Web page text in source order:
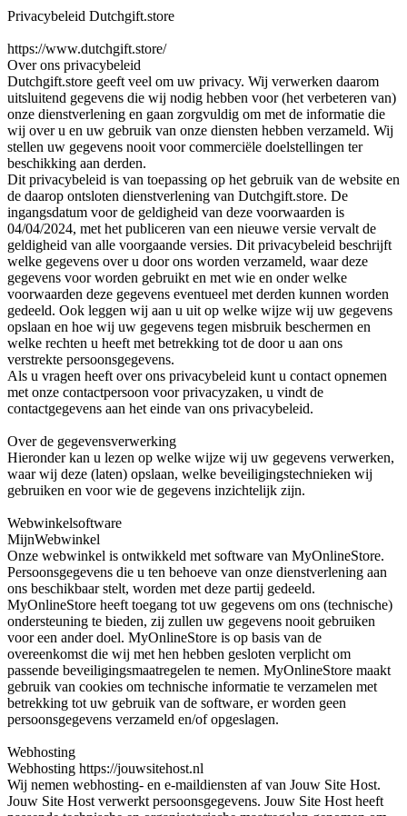
Privacybeleid Dutchgift.store
https://www.dutchgift.store/
Over ons privacybeleid
Dutchgift.store geeft veel om uw privacy. Wij verwerken daarom
uitsluitend gegevens die wij nodig hebben voor (het verbeteren van)
onze dienstverlening en gaan zorgvuldig om met de informatie die
wij over u en uw gebruik van onze diensten hebben verzameld. Wij
stellen uw gegevens nooit voor commerciële doelstellingen ter
beschikking aan derden.
Dit privacybeleid is van toepassing op het gebruik van de website en
de daarop ontsloten dienstverlening van Dutchgift.store. De
ingangsdatum voor de geldigheid van deze voorwaarden is
04/04/2024, met het publiceren van een nieuwe versie vervalt de
geldigheid van alle voorgaande versies. Dit privacybeleid beschrijft
welke gegevens over u door ons worden verzameld, waar deze
gegevens voor worden gebruikt en met wie en onder welke
voorwaarden deze gegevens eventueel met derden kunnen worden
gedeeld. Ook leggen wij aan u uit op welke wijze wij uw gegevens
opslaan en hoe wij uw gegevens tegen misbruik beschermen en
welke rechten u heeft met betrekking tot de door u aan ons
verstrekte persoonsgegevens.
Als u vragen heeft over ons privacybeleid kunt u contact opnemen
met onze contactpersoon voor privacyzaken, u vindt de
contactgegevens aan het einde van ons privacybeleid.
Over de gegevensverwerking
Hieronder kan u lezen op welke wijze wij uw gegevens verwerken,
waar wij deze (laten) opslaan, welke beveiligingstechnieken wij
gebruiken en voor wie de gegevens inzichtelijk zijn.
Webwinkelsoftware
MijnWebwinkel
Onze webwinkel is ontwikkeld met software van MyOnlineStore.
Persoonsgegevens die u ten behoeve van onze dienstverlening aan
ons beschikbaar stelt, worden met deze partij gedeeld.
MyOnlineStore heeft toegang tot uw gegevens om ons (technische)
ondersteuning te bieden, zij zullen uw gegevens nooit gebruiken
voor een ander doel. MyOnlineStore is op basis van de
overeenkomst die wij met hen hebben gesloten verplicht om
passende beveiligingsmaatregelen te nemen. MyOnlineStore maakt
gebruik van cookies om technische informatie te verzamelen met
betrekking tot uw gebruik van de software, er worden geen
persoonsgegevens verzameld en/of opgeslagen.
Webhosting
Webhosting https://jouwsitehost.nl
Wij nemen webhosting- en e-maildiensten af van Jouw Site Host.
Jouw Site Host verwerkt persoonsgegevens. Jouw Site Host heeft